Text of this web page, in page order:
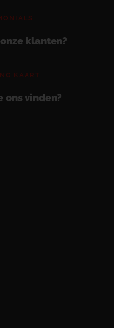
klanten?
KAART
ons vinden?